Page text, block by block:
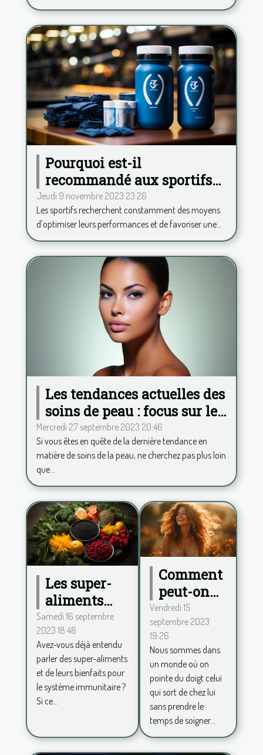
Pourquoi est-il
recommandé aux sportifs
de consommer de la
phycocyanine ?
Jeudi 9 novembre 2023 23:26
Les sportifs recherchent constamment des moyens
d'optimiser leurs performances et de favoriser une...
Les tendances actuelles des
soins de peau : focus sur le
Hydrafacial
Mercredi 27 septembre 2023 20:46
Si vous êtes en quête de la dernière tendance en
matière de soins de la peau, ne cherchez pas plus loin
que...
Les super-
aliments
pour
renforcer le
système
immunitaire
Samedi 16 septembre
2023 18:48
Avez-vous déjà entendu
parler des super-aliments
et de leurs bienfaits pour
le système immunitaire ?
Si ce...
Comment
peut-on
procéder
pour se
sentir
belle au
quotidien
et avoir
plus de
confiance
en soi ?
Vendredi 15
septembre 2023
19:26
Nous sommes dans
un monde où on
pointe du doigt celui
qui sort de chez lui
sans prendre le
temps de soigner...